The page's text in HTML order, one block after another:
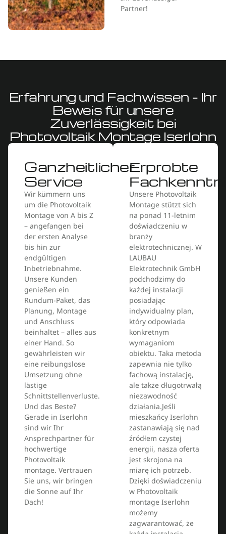
Partner!
Erfahrung und Fachwissen – Ihr
Beweis für unsere
Zuverlässigkeit bei
Photovoltaik Montage Iserlohn
Erprobte
Unsere Photovoltaik
Montage stützt sich
na ponad 11-letnim
doświadczeniu w
branży
elektrotechnicznej. W
LAUBAU
Elektrotechnik GmbH
podchodzimy do
każdej instalacji
posiadając
indywidualny plan,
który odpowiada
konkretnym
wymaganiom
obiektu. Taka metoda
zapewnia nie tylko
fachową instalację,
ale także długotrwałą
niezawodność
działania.Jeśli
mieszkańcy Iserlohn
zastanawiają się nad
źródłem czystej
energii, nasza oferta
jest skrojona na
miarę ich potrzeb.
Dzięki doświadczeniu
w Photovoltaik
montage Iserlohn
możemy
zagwarantować, że
Ganzheitlicher
Service
Wir kümmern uns
um die Photovoltaik
Montage von A bis Z
– angefangen bei
der ersten Analyse
bis hin zur
endgültigen
Inbetriebnahme.
Unsere Kunden
genießen ein
Rundum-Paket, das
Planung, Montage
und Anschluss
beinhaltet – alles aus
einer Hand. So
gewährleisten wir
eine reibungslose
Umsetzung ohne
lästige
Schnittstellenverluste.
Und das Beste?
Gerade in Iserlohn
sind wir Ihr
Ansprechpartner für
hochwertige
Photovoltaik
montage. Vertrauen
Sie uns, wir bringen
die Sonne auf Ihr
Dach!